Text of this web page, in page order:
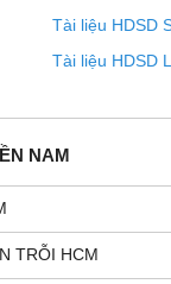
Tài liệu HDSD
Tài liệu HDSD
NAM
TRỖI HCM